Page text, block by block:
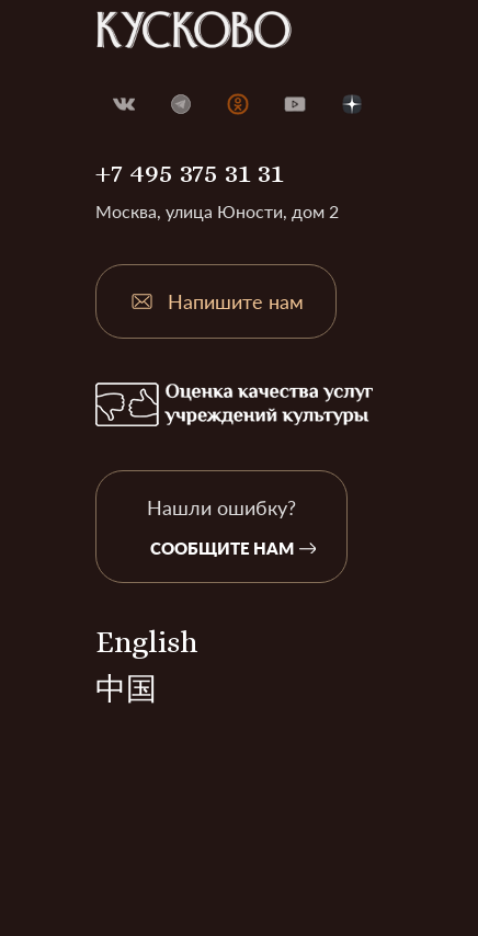
+7 495 375 31 31
Москва, улица Юности, дом 2
Напишите нам
Нашли ошибку?
СООБЩИТЕ НАМ
English
中国